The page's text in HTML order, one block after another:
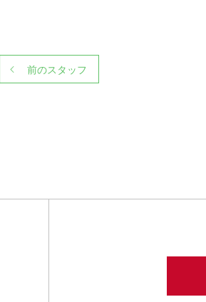
前のスタッフ